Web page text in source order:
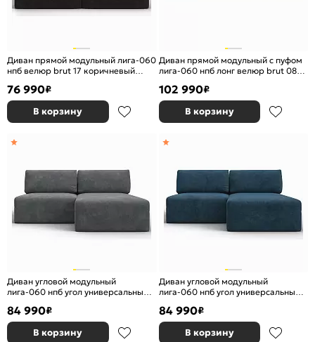
Диван прямой модульный лига-060
нпб велюр brut 17 коричневый
76 990₽
В корзину
Диван прямой модульный с пуфом
лига-060 нпб лонг велюр brut 08
102 990₽
В корзину
Диван угловой модульный
лига-060 нпб угол универсальный
еврокнижка
84 990₽
В корзину
Диван угловой модульный
лига-060 нпб угол универсальный
84 990₽
В корзину